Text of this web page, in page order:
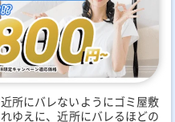
所にバレないようにゴミ屋敷
ゆえに、近所にバレるほどの